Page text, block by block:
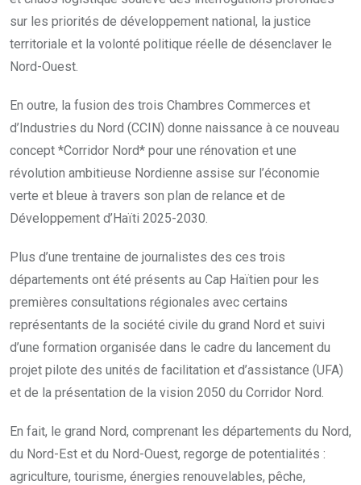
sur les priorités de développement national, la justice
territoriale et la volonté politique réelle de désenclaver le
Nord-Ouest.
En outre, la fusion des trois Chambres Commerces et
d’Industries du Nord (CCIN) donne naissance à ce nouveau
concept *Corridor Nord* pour une rénovation et une
révolution ambitieuse Nordienne assise sur l’économie
verte et bleue à travers son plan de relance et de
Développement d’Haïti 2025-2030.
Plus d’une trentaine de journalistes des ces trois
départements ont été présents au Cap Haïtien pour les
premières consultations régionales avec certains
représentants de la société civile du grand Nord et suivi
d’une formation organisée dans le cadre du lancement du
projet pilote des unités de facilitation et d’assistance (UFA)
et de la présentation de la vision 2050 du Corridor Nord.
En fait, le grand Nord, comprenant les départements du Nord,
du Nord-Est et du Nord-Ouest, regorge de potentialités :
agriculture, tourisme, énergies renouvelables, pêche,